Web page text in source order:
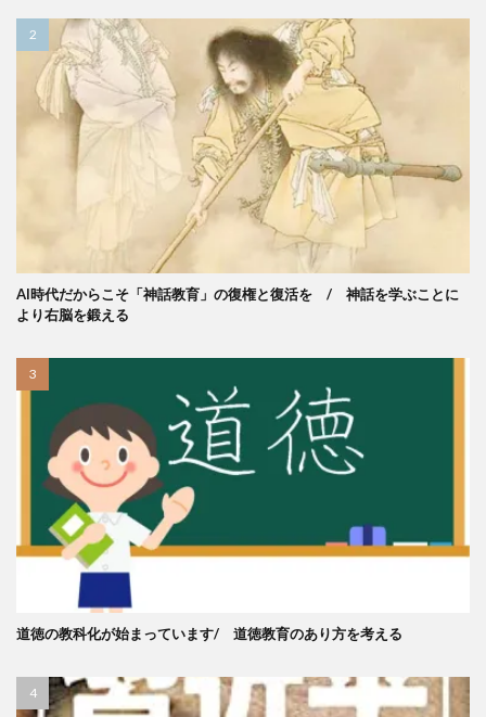
AI時代だからこそ「神話教育」の復権と復活を / 神話を学ぶことに
より右脳を鍛える
道徳の教科化が始まっています/ 道徳教育のあり方を考える